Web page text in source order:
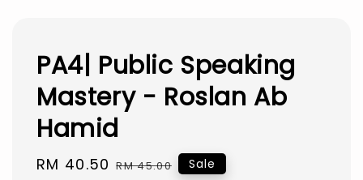
PA4| Public Speaking
Mastery - Roslan Ab
Hamid
Sale
RM 40.50 Regular
RM 45.00 Sale